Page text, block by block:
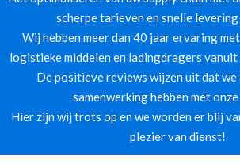
scherpe tarieven en snelle
Wij hebben meer dan 40 jaar ervaring
logistieke middelen en ladingdragers vanuit
De positieve reviews wijzen uit dat
samenwerking hebben met
Hier zijn wij trots op en we worden er blij
plezier van dienst!